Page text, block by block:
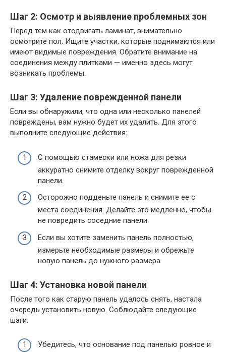
Шаг 2: Осмотр и выявление проблемных зон
Перед тем как отодвигать ламинат, внимательно
осмотрите пол. Ищите участки, которые поднимаются или
имеют видимые повреждения. Обратите внимание на
соединения между плитками — именно здесь могут
возникать проблемы.
Шаг 3: Удаление поврежденной панели
Если вы обнаружили, что одна или несколько панелей
повреждены, вам нужно будет их удалить. Для этого
выполните следующие действия:
С помощью стамески или ножа для резки
аккуратно снимите отделку вокруг поврежденной
панели.
Осторожно подденьте панель и снимите ее с
места соединения. Делайте это медленно, чтобы
не повредить соседние панели.
Если вы хотите заменить панель полностью,
измерьте необходимые размеры и обрежьте
новую панель до нужного размера.
Шаг 4: Установка новой панели
После того как старую панель удалось снять, настала
очередь установить новую. Соблюдайте следующие
шаги:
Убедитесь, что основание под панелью ровное и